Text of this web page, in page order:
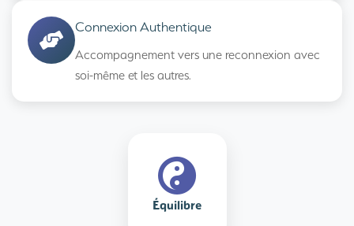
Connexion Authentique
Accompagnement vers une reconnexion avec
soi-même et les autres.
Équilibre